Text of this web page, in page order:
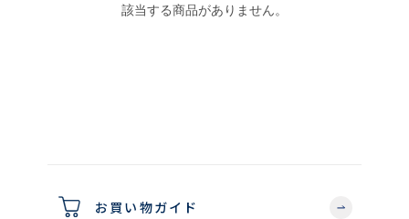
該当する商品がありません。
お買い物ガイド